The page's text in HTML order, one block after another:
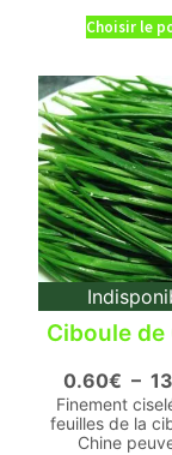
Choisir le
Ciboule de
0.60€ –
Finement
feuilles de la
Chine